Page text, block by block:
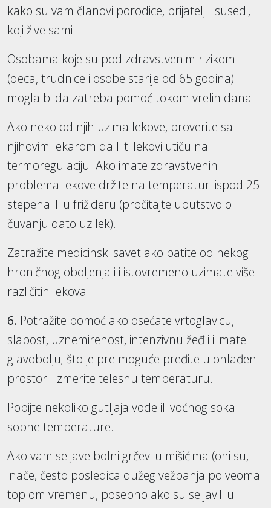
kako su vam članovi porodice, prijatelji i susedi,
koji žive sami.
Osobama koje su pod zdravstvenim rizikom
(deca, trudnice i osobe starije od 65 godina)
mogla bi da zatreba pomoć tokom vrelih dana.
Ako neko od njih uzima lekove, proverite sa
njihovim lekarom da li ti lekovi utiču na
termoregulaciju. Ako imate zdravstvenih
problema lekove držite na temperaturi ispod 25
stepena ili u frižideru (pročitajte uputstvo o
čuvanju dato uz lek).
Zatražite medicinski savet ako patite od nekog
hroničnog oboljenja ili istovremeno uzimate više
različitih lekova.
6. Potražite pomoć ako osećate vrtoglavicu,
slabost, uznemirenost, intenzivnu žeđ ili imate
glavobolju; što je pre moguće pređite u ohlađen
prostor i izmerite telesnu temperaturu.
Popijte nekoliko gutljaja vode ili voćnog soka
sobne temperature.
Ako vam se jave bolni grčevi u mišićima (oni su,
inače, često posledica dužeg vežbanja po veoma
toplom vremenu, posebno ako su se javili u